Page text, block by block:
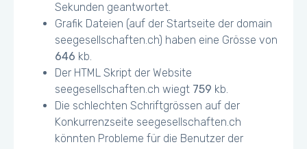
Sekunden geantwortet.
Grafik Dateien (auf der Startseite der domain
seegesellschaften.ch) haben eine Grösse von
646 kb.
Der HTML Skript der Website
seegesellschaften.ch wiegt 759 kb.
Die schlechten Schriftgrössen auf der
Konkurrenzseite seegesellschaften.ch
könnten Probleme für die Benutzer der